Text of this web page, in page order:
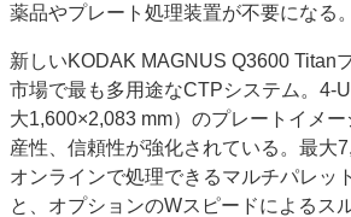
薬品やプレート処理装置が不要になる。
新しいKODAK MAGNUS Q3600 Titan
市場で最も多用途なCTPシステム。4-
大1,600×2,083 mm）のプレートイメ
産性、信頼性が強化されている。最大
オンラインで処理できるマルチパレッ
と、オプションのWスピードによるス